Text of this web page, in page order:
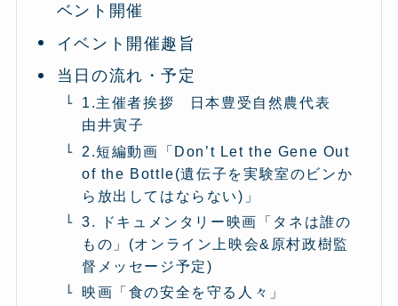
ベント開催
イベント開催趣旨
当日の流れ・予定
1.主催者挨拶 日本豊受自然農代表
由井寅子
2.短編動画「Don’t Let the Gene Out
of the Bottle(遺伝子を実験室のビンか
ら放出してはならない)」
3. ドキュメンタリー映画「タネは誰の
もの」(オンライン上映会&原村政樹監
督メッセージ予定)
映画「食の安全を守る人々」